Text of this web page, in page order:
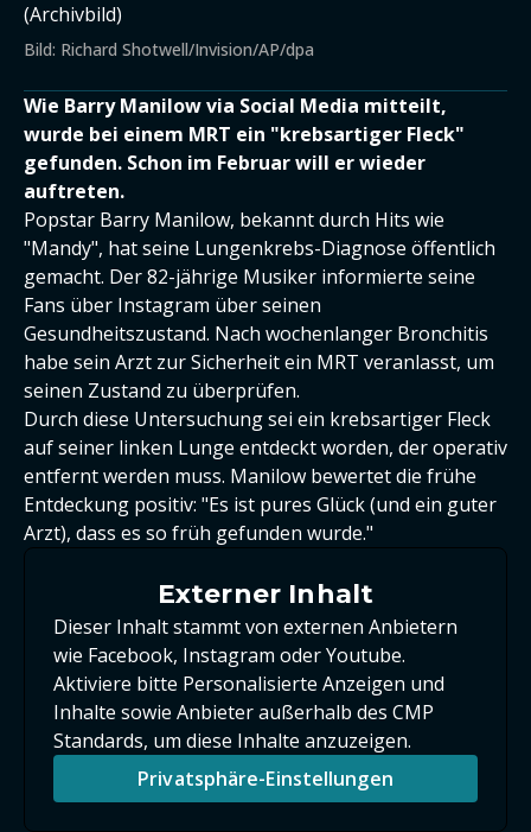
(Archivbild)
Bild: Richard Shotwell/Invision/AP/dpa
Wie Barry Manilow via Social Media mitteilt,
wurde bei einem MRT ein "krebsartiger Fleck"
gefunden. Schon im Februar will er wieder
auftreten.
Popstar Barry Manilow, bekannt durch Hits wie
"Mandy", hat seine Lungenkrebs-Diagnose öffentlich
gemacht. Der 82-jährige Musiker informierte seine
Fans über Instagram über seinen
Gesundheitszustand. Nach wochenlanger Bronchitis
habe sein Arzt zur Sicherheit ein MRT veranlasst, um
seinen Zustand zu überprüfen.
Durch diese Untersuchung sei ein krebsartiger Fleck
auf seiner linken Lunge entdeckt worden, der operativ
entfernt werden muss. Manilow bewertet die frühe
Entdeckung positiv: "Es ist pures Glück (und ein guter
Arzt), dass es so früh gefunden wurde."
Externer Inhalt
Dieser Inhalt stammt von externen Anbietern
wie Facebook, Instagram oder Youtube.
Aktiviere bitte Personalisierte Anzeigen und
Inhalte sowie Anbieter außerhalb des CMP
Standards, um diese Inhalte anzuzeigen.
Privatsphäre-Einstellungen